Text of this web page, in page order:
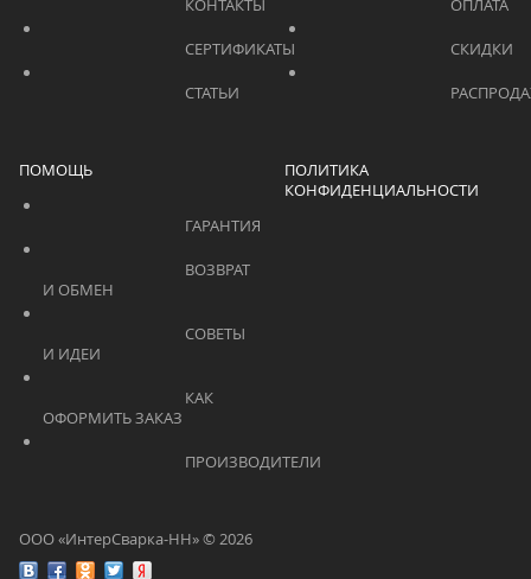
ООО «ИнтерСварка-НН» © 2026
ПОМОЩЬ
ПОЛИТИКА
КОНФИДЕНЦИАЛЬНОСТИ